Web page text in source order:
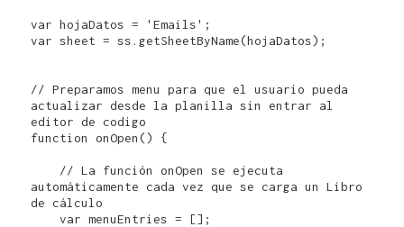
var hojaDatos = 'Emails';
var sheet = ss.getSheetByName(hojaDatos);
// Preparamos menu para que el usuario pueda
actualizar desde la planilla sin entrar al
editor de codigo
function onOpen() {
automáticamente cada vez que se carga un Libro
de cálculo
    var menuEntries = [];